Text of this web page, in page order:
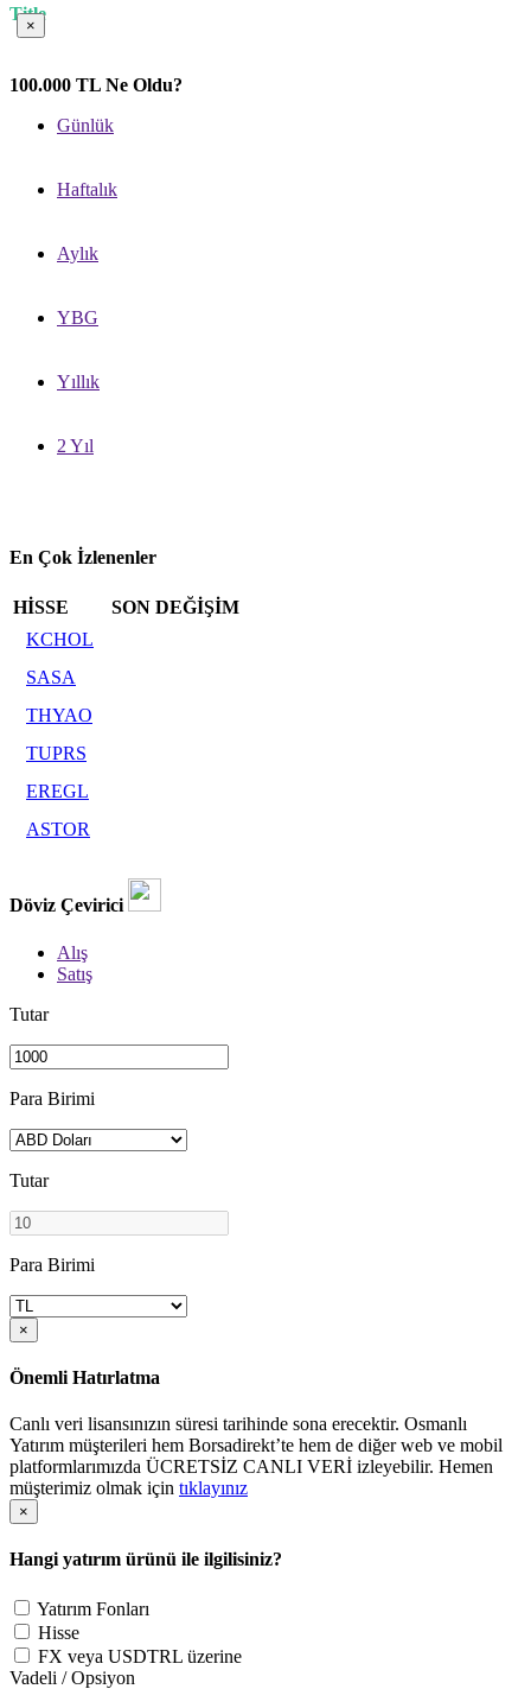
Title
×
100.000 TL Ne Oldu?
Günlük
Haftalık
Aylık
YBG
Yıllık
2 Yıl
En Çok İzlenenler
HİSSE SON DEĞİŞİM
KCHOL
SASA
THYAO
TUPRS
EREGL
ASTOR
Döviz Çevirici
Alış
Satış
Tutar
Para Birimi
Tutar
Para Birimi
×
Önemli Hatırlatma
Canlı veri lisansınızın süresi tarihinde sona erecektir. Osmanlı
Yatırım müşterileri hem Borsadirekt’te hem de diğer web ve mobil
platformlarımızda ÜCRETSİZ CANLI VERİ izleyebilir. Hemen
müşterimiz olmak için tıklayınız
×
Hangi yatırım ürünü ile ilgilisiniz?
Yatırım Fonları
Hisse
FX veya USDTRL üzerine
Vadeli / Opsiyon